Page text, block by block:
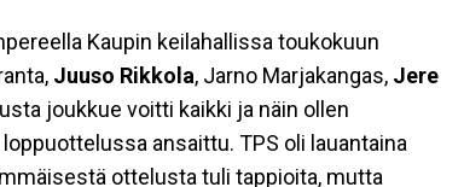
Kaupin keilahallissa toukokuun
Juuso Rikkola, Jarno Marjakangas, Jere
joukkue voitti kaikki ja näin ollen
ansaittu. TPS oli lauantaina
ottelusta tuli tappioita, mutta